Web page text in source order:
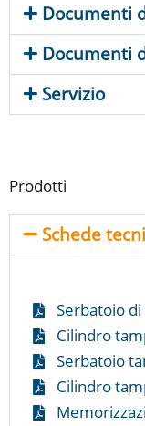
Documenti
Documenti
Servizio
Prodotti
Schede
Serbatoio di
Cilindro
Serbatoio
Cilindro